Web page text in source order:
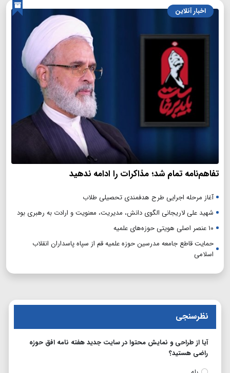
اخبار آنلاین
تفاهم‌نامه تمام شد؛ مذاکرات را ادامه ندهید
آغاز مرحله اجرایی طرح هدفمندی تحصیلی طلاب
شهید علی لاریجانی الگوی دانش، مدیریت، معنویت و ارادت به رهبری بود
۱۰ عنصر اصلی هویتی حوزه‌های علمیه
حمایت قاطع جامعه مدرسین حوزه علمیه قم از سپاه پاسداران انقلاب
اسلامی
نظرسنجی
آیا از طراحی و نمایش محتوا در سایت جدید هفته نامه افق حوزه
راضی هستید؟